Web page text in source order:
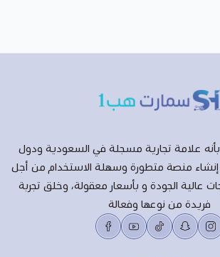
يفخر سمارت هب 1 بأنه علامة تجارية مسجلة في السعودية ودول
إنشاء منصة متطورة وسهلة الاستخدام من أجل
الجودة و بأسعار معقولة، وخلق تجربة
فريدة من نوعها وفعالة